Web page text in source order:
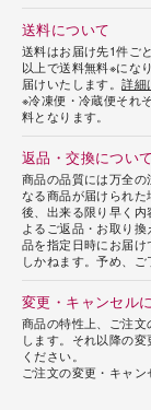
送料について
送料はお届け先1件ご
以上で送料無料※にな
届けいたします。詳細
※冷凍便・冷蔵便それ
料となります。
返品・交換について
商品の品質には万全
なる商品が届けられ
後、出来る限り早く
よるご返品・お取り
品を指定日時にお届
しかねます。予め、ご
変更・キャンセル
商品の特性上、ご注
します。それ以降の
ください。
ご注文の変更・キャン